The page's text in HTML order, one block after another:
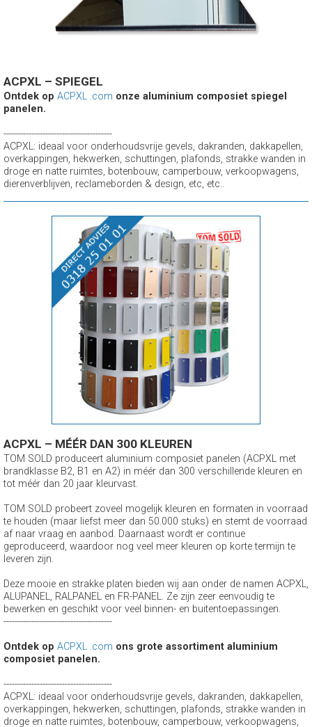
ACPXL – SPIEGEL
Ontdek op ACPXL .com onze aluminium composiet spiegel
panelen.
---------------------------------------
ACPXL: ideaal voor onderhoudsvrije gevels, dakranden, dakkapellen,
overkappingen, hekwerken, schuttingen, plafonds, strakke wanden in
droge en natte ruimtes, botenbouw, camperbouw, verkoopwagens,
dierenverblijven, reclameborden & design, etc, etc..
ACPXL – MÉÉR DAN 300 KLEUREN
TOM SOLD produceert aluminium composiet panelen (ACPXL met
brandklasse B2, B1 en A2) in méér dan 300 verschillende kleuren en
tot méér dan 20 jaar kleurvast.
TOM SOLD probeert zoveel mogelijk kleuren en formaten in voorraad
te houden (maar liefst meer dan 50.000 stuks) en stemt de voorraad
af naar vraag en aanbod. Daarnaast wordt er continue
geproduceerd, waardoor nog veel meer kleuren op korte termijn te
leveren zijn.
Deze mooie en strakke platen bieden wij aan onder de namen ACPXL,
ALUPANEL, RALPANEL en FR-PANEL. Ze zijn zeer eenvoudig te
bewerken en geschikt voor veel binnen- en buitentoepassingen.
---------------------------------------
Ontdek op ACPXL .com ons grote assortiment aluminium
composiet panelen.
---------------------------------------
ACPXL: ideaal voor onderhoudsvrije gevels, dakranden, dakkapellen,
overkappingen, hekwerken, schuttingen, plafonds, strakke wanden in
droge en natte ruimtes, botenbouw, camperbouw, verkoopwagens,